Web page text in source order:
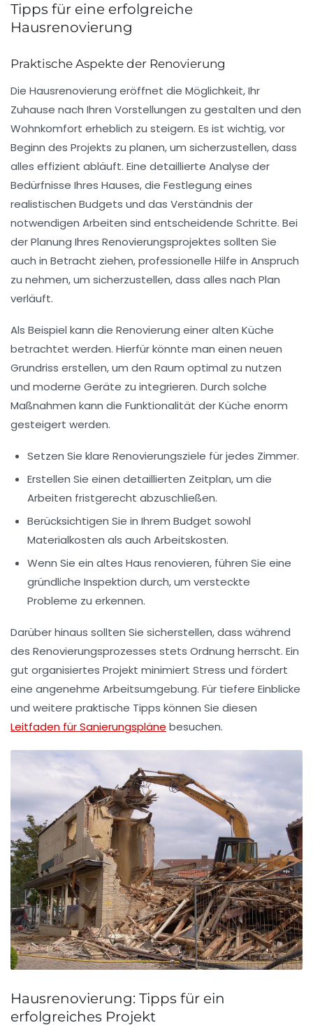
Tipps für eine erfolgreiche
Hausrenovierung
Praktische Aspekte der Renovierung
Die Hausrenovierung eröffnet die Möglichkeit, Ihr
Zuhause nach Ihren Vorstellungen zu gestalten und den
Wohnkomfort erheblich zu steigern. Es ist wichtig, vor
Beginn des Projekts zu planen, um sicherzustellen, dass
alles effizient abläuft. Eine detaillierte Analyse der
Bedürfnisse Ihres Hauses, die Festlegung eines
realistischen Budgets und das Verständnis der
notwendigen Arbeiten sind entscheidende Schritte. Bei
der Planung Ihres Renovierungsprojektes sollten Sie
auch in Betracht ziehen, professionelle Hilfe in Anspruch
zu nehmen, um sicherzustellen, dass alles nach Plan
verläuft.
Als Beispiel kann die Renovierung einer alten Küche
betrachtet werden. Hier­für könnte man einen neuen
Grundriss erstellen, um den Raum optimal zu nutzen
und moderne Geräte zu integrieren. Durch solche
Maßnahmen kann die Funktionalität der Küche enorm
gesteigert werden.
Setzen Sie klare Renovierungsziele für jedes Zimmer.
Erstellen Sie einen detaillierten Zeitplan, um die
Arbeiten fristgerecht abzuschließen.
Berücksichtigen Sie in Ihrem Budget sowohl
Materialkosten als auch Arbeitskosten.
Wenn Sie ein altes Haus renovieren, führen Sie eine
gründliche Inspektion durch, um versteckte
Probleme zu erkennen.
Darüber hinaus sollten Sie sicherstellen, dass während
des Renovierungsprozesses stets Ordnung herrscht. Ein
gut organisiertes Projekt minimiert Stress und fördert
eine angenehme Arbeitsumgebung. Für tiefere Einblicke
und weitere praktische Tipps können Sie diesen
Leitfaden für Sanierungspläne besuchen.
Hausrenovierung: Tipps für ein
erfolgreiches Projekt